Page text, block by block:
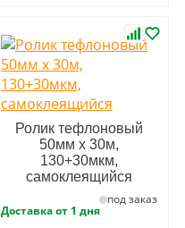
Ролик тефлоновый
50мм х 30м,
130+30мкм,
самоклеящийся
под заказ
Доставка от 1 дня